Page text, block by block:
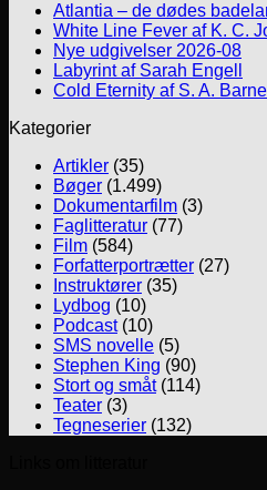
Atlantia – de dødes
White Line Fever af K. C.
Nye udgivelser 2026-08
Labyrint af Sarah Engell
Cold Eternity af S. A.
Kategorier
Artikler (35)
Bøger (1.499)
Dokumentarfilm (3)
Faglitteratur (77)
Film (584)
Forfatterportrætter (27)
Instruktører (35)
Lydbog (10)
Podcast(10)
SMS novelle (5)
Stephen King (90)
Stort og småt(114)
Teater (3)
Tegneserier (132)